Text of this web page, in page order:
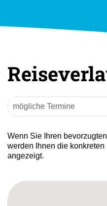
Wenn Sie Ihren
werden Ihnen die
angezeigt.